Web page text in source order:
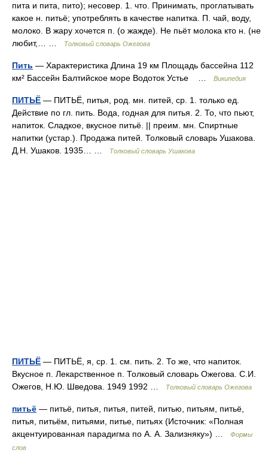
пита и пита, пито); несовер. 1. что. Принимать, проглатывать
какое н. питьё; употреблять в качестве напитка. П. чай, воду,
молоко. В жару хочется п. (о жажде). Не пьёт молока кто н. (не
любит,… …
Толковый словарь Ожегова
Пить — Характеристика Длина 19 км Площадь бассейна 112
км² Бассейн Балтийское море Водоток Устье …
Википедия
ПИТЬЁ — ПИТЬЁ, питья, род. мн. питей, ср. 1. только ед.
Действие по гл. пить. Вода, годная для питья. 2. То, что пьют,
напиток. Сладкое, вкусное питьё. || преим. мн. Спиртные
напитки (устар.). Продажа питей. Толковый словарь Ушакова.
Д.Н. Ушаков. 1935… …
Толковый словарь Ушакова
ПИТЬЁ — ПИТЬЁ, я, ср. 1. см. пить. 2. То же, что напиток.
Вкусное п. Лекарственное п. Толковый словарь Ожегова. С.И.
Ожегов, Н.Ю. Шведова. 1949 1992 …
Толковый словарь Ожегова
питьё — питьё, питья, питья, питей, питью, питьям, питьё,
питья, питьём, питьями, питье, питьях (Источник: «Полная
акцентуированная парадигма по А. А. Зализняку») …
Формы
слов